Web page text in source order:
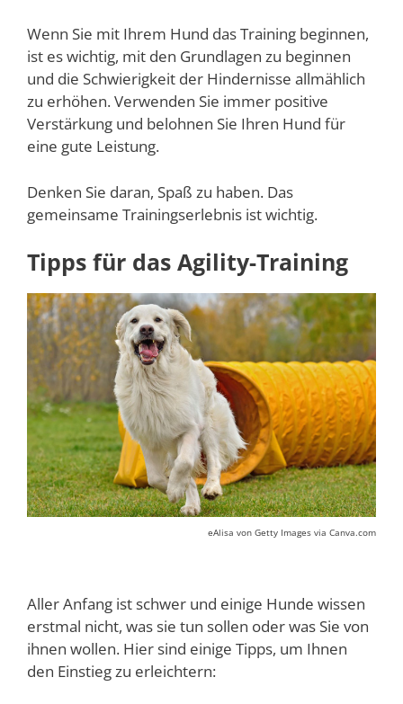
Wenn Sie mit Ihrem Hund das Training beginnen,
ist es wichtig, mit den Grundlagen zu beginnen
und die Schwierigkeit der Hindernisse allmählich
zu erhöhen. Verwenden Sie immer positive
Verstärkung und belohnen Sie Ihren Hund für
eine gute Leistung.
Denken Sie daran, Spaß zu haben. Das
gemeinsame Trainingserlebnis ist wichtig.
Tipps für das Agility-Training
eAlisa von Getty Images via Canva.com
Aller Anfang ist schwer und einige Hunde wissen
erstmal nicht, was sie tun sollen oder was Sie von
ihnen wollen. Hier sind einige Tipps, um Ihnen
den Einstieg zu erleichtern: